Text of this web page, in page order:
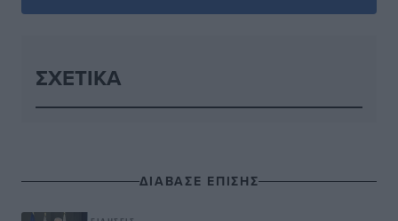
ΣΧΕΤΙΚΆ
ΔΙΑΒΑΣΕ ΕΠΙΣΗΣ